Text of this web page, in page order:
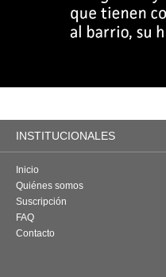
INSTITUCIONALES
Inicio
Quiénes somos
Suscripción
FAQ
Contacto